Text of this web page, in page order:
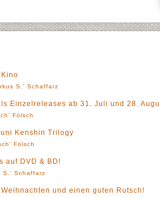
Kino
S.' Schaffarz
Einzelreleases ab 31. Juli und 28.
Fölsch
Kenshin Trilogy
Fölsch
auf DVD & BD!
S.' Schaffarz
und einen guten Rutsch!